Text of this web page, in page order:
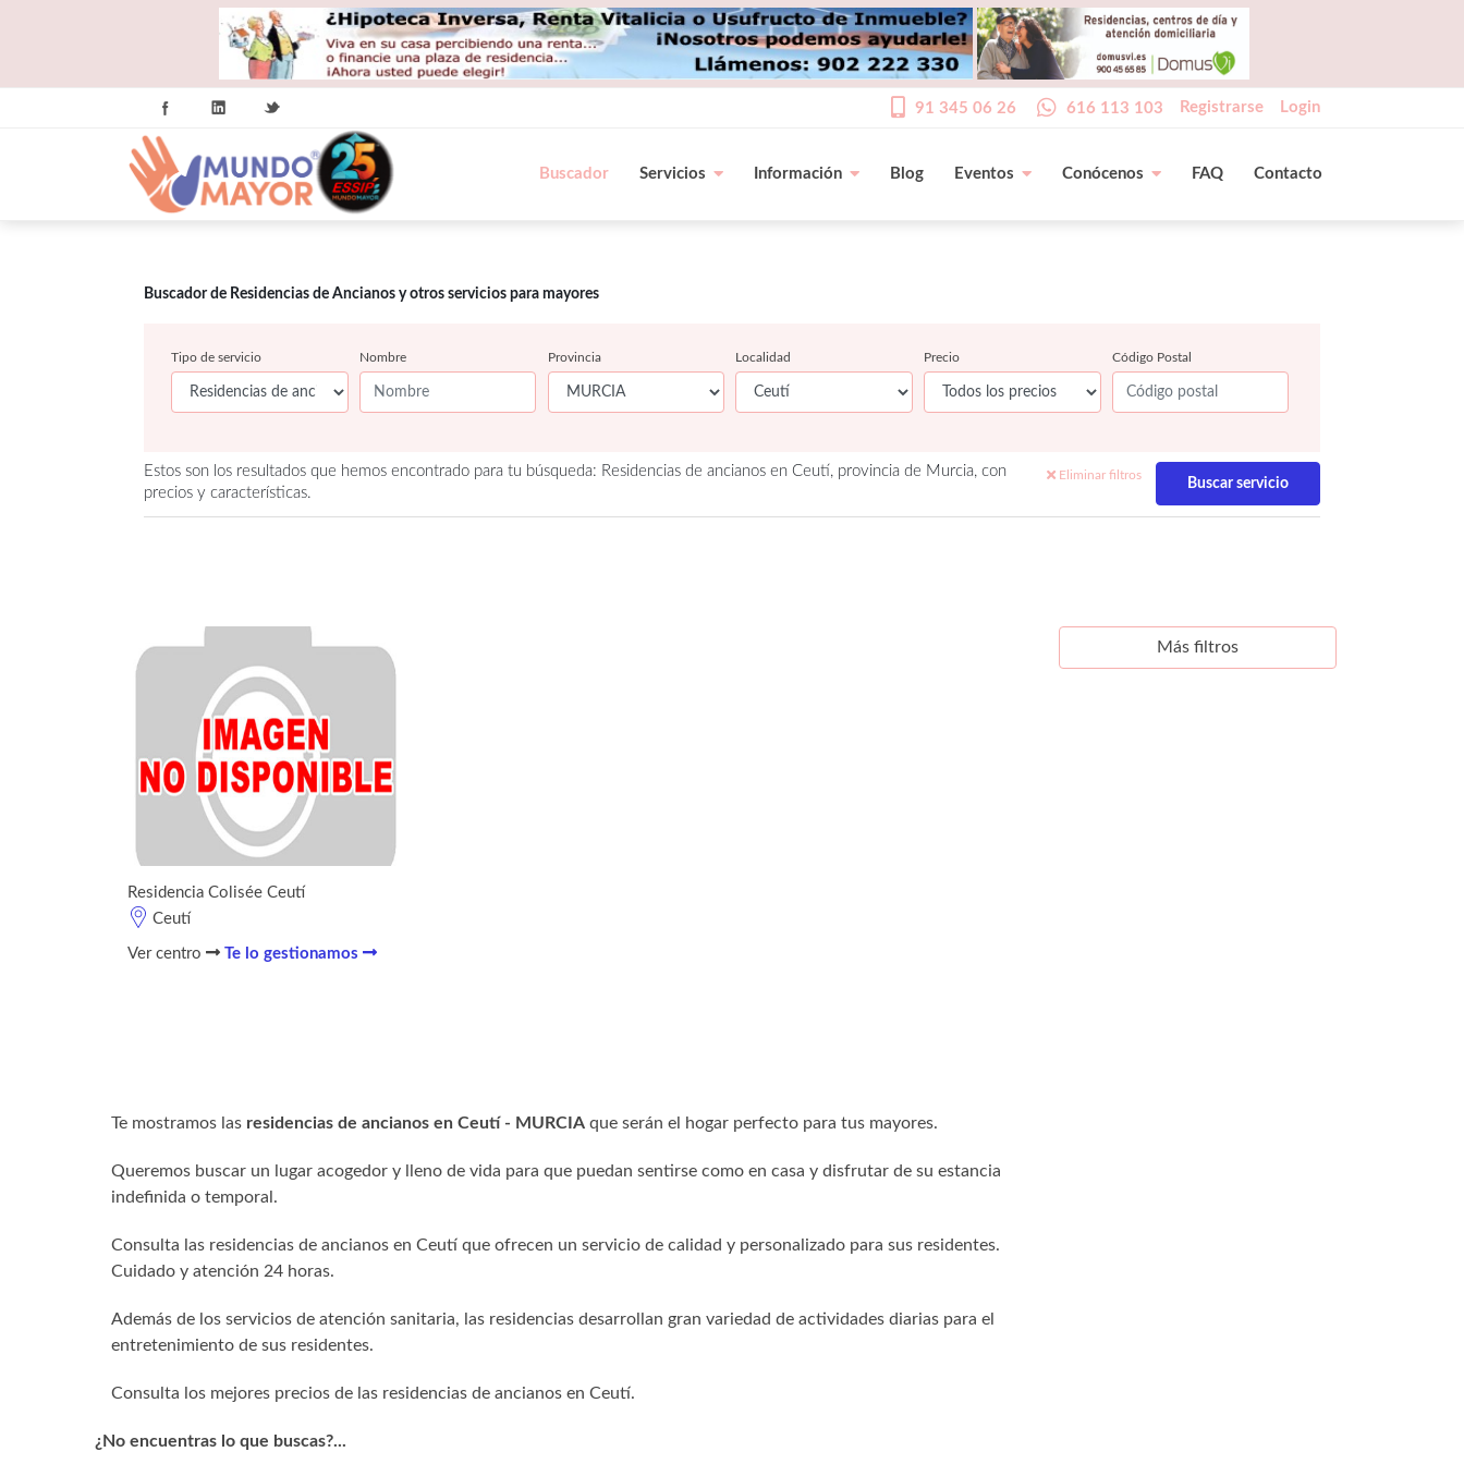
91 345 06 26 616 113 103 Registrarse Login
Buscador Servicios Información Blog Eventos Conócenos FAQ Contacto
Buscador de Residencias de Ancianos y otros servicios para mayores
Tipo de servicio Nombre Provincia Localidad Precio Código Postal
Estos son los resultados que hemos encontrado para tu búsqueda: Residencias de ancianos en Ceutí, provincia de Murcia, con
precios y características.
Eliminar filtros
Residencia Colisée Ceutí
Ceutí
Ver centro Te lo gestionamos
Más filtros
Te mostramos las residencias de ancianos en Ceutí - MURCIA que serán el hogar perfecto para tus mayores.
Queremos buscar un lugar acogedor y lleno de vida para que puedan sentirse como en casa y disfrutar de su estancia
indefinida o temporal.
Consulta las residencias de ancianos en Ceutí que ofrecen un servicio de calidad y personalizado para sus residentes.
Cuidado y atención 24 horas.
Además de los servicios de atención sanitaria, las residencias desarrollan gran variedad de actividades diarias para el
entretenimiento de sus residentes.
Consulta los mejores precios de las residencias de ancianos en Ceutí.
¿No encuentras lo que buscas?...